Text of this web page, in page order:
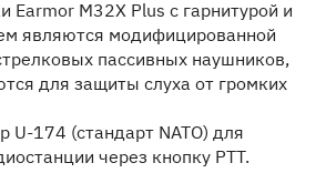
Earmor M32X Plus с гарнитурой и
являются модифицированной
пассивных наушников,
для защиты слуха от громких
U-174 (стандарт NATO) для
через кнопку PTT.